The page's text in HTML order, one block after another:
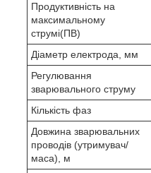
Продуктивність на
максимальному
струмі(ПВ)
Діаметр електрода, мм
Регулювання
зварювального струму
Кількість фаз
Довжина зварювальних
проводів (утримувач/
маса), м